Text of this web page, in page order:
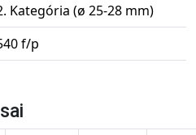
Kategória (ø 25-28 mm)
f/p